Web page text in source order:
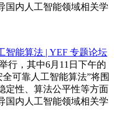
国内人工智能领域相关学
能算法 | YEF 专题论坛
行，其中6月11日下午的
可靠人工智能算法”将围
定性、算法公平性等方面
国内人工智能领域相关学